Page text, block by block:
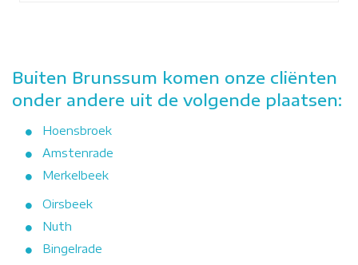
Buiten Brunssum komen onze cliënten
onder andere uit de volgende plaatsen:
Hoensbroek
Amstenrade
Merkelbeek
Oirsbeek
Nuth
Bingelrade